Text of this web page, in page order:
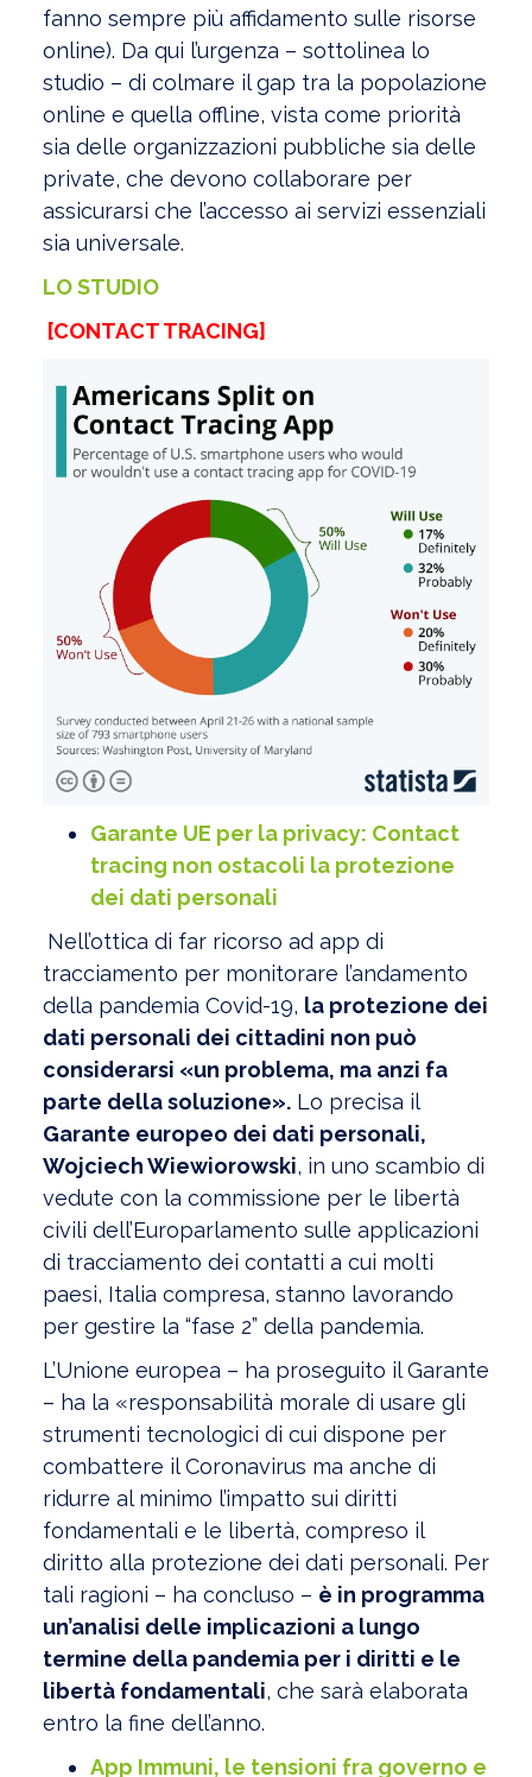
fanno sempre più affidamento sulle risorse
online). Da qui l’urgenza – sottolinea lo
studio – di colmare il gap tra la popolazione
online e quella offline, vista come priorità
sia delle organizzazioni pubbliche sia delle
private, che devono collaborare per
assicurarsi che l’accesso ai servizi essenziali
sia universale.
LO STUDIO
[CONTACT TRACING]
Garante UE per la privacy: Contact
tracing non ostacoli la protezione
dei dati personali
Nell’ottica di far ricorso ad app di
tracciamento per monitorare l’andamento
della pandemia Covid-19, la protezione dei
dati personali dei cittadini non può
considerarsi «un problema, ma anzi fa
parte della soluzione». Lo precisa il
Garante europeo dei dati personali,
Wojciech Wiewiorowski, in uno scambio di
vedute con la commissione per le libertà
civili dell’Europarlamento sulle applicazioni
di tracciamento dei contatti a cui molti
paesi, Italia compresa, stanno lavorando
per gestire la “fase 2” della pandemia.
L’Unione europea – ha proseguito il Garante
– ha la «responsabilità morale di usare gli
strumenti tecnologici di cui dispone per
combattere il Coronavirus ma anche di
ridurre al minimo l’impatto sui diritti
fondamentali e le libertà, compreso il
diritto alla protezione dei dati personali. Per
tali ragioni – ha concluso – è in programma
un’analisi delle implicazioni a lungo
termine della pandemia per i diritti e le
libertà fondamentali, che sarà elaborata
entro la fine dell’anno.
App Immuni, le tensioni fra governo e